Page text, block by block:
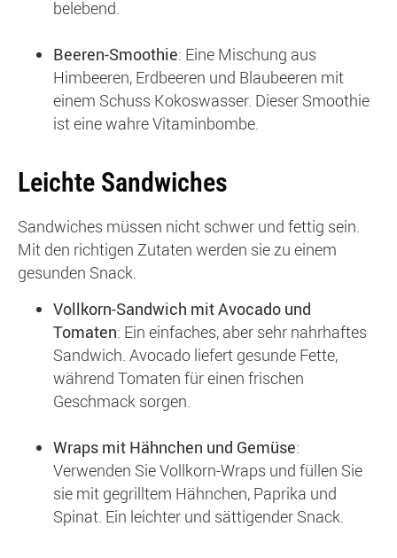
belebend.
Beeren-Smoothie: Eine Mischung aus
Himbeeren, Erdbeeren und Blaubeeren mit
einem Schuss Kokoswasser. Dieser Smoothie
ist eine wahre Vitaminbombe.
Leichte Sandwiches
Sandwiches müssen nicht schwer und fettig sein.
Mit den richtigen Zutaten werden sie zu einem
gesunden Snack.
Vollkorn-Sandwich mit Avocado und
Tomaten: Ein einfaches, aber sehr nahrhaftes
Sandwich. Avocado liefert gesunde Fette,
während Tomaten für einen frischen
Geschmack sorgen.
Wraps mit Hähnchen und Gemüse:
Verwenden Sie Vollkorn-Wraps und füllen Sie
sie mit gegrilltem Hähnchen, Paprika und
Spinat. Ein leichter und sättigender Snack.